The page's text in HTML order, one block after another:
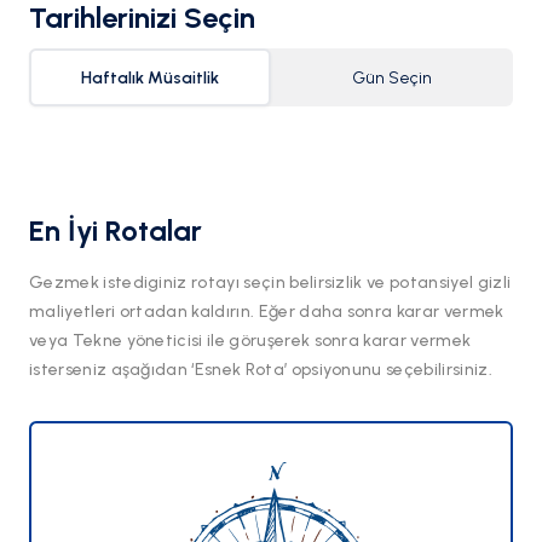
Tarihlerinizi Seçin
Haftalık Müsaitlik Gün Seçin
En İyi Rotalar
Gezmek istediginiz rotayı seçin belirsizlik ve potansiyel gizli
maliyetleri ortadan kaldırın. Eğer daha sonra karar vermek
veya Tekne yöneticisi ile göruşerek sonra karar vermek
isterseniz aşağıdan ‘Esnek Rota’ opsiyonunu seçebilirsiniz.